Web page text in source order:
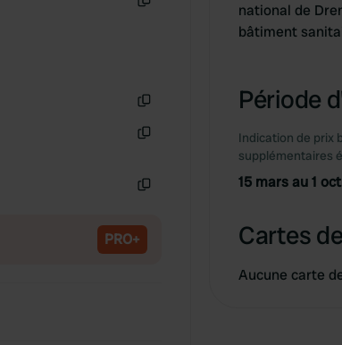
PRO+
national de
bâtiment
Période
Indication de prix
supplémentaires
15 mars au 1
Cartes
Aucune carte